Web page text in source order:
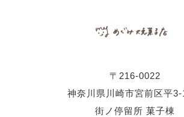
〒216-0022
神奈川県川崎市宮前区平
街ノ停留所 菓子棟